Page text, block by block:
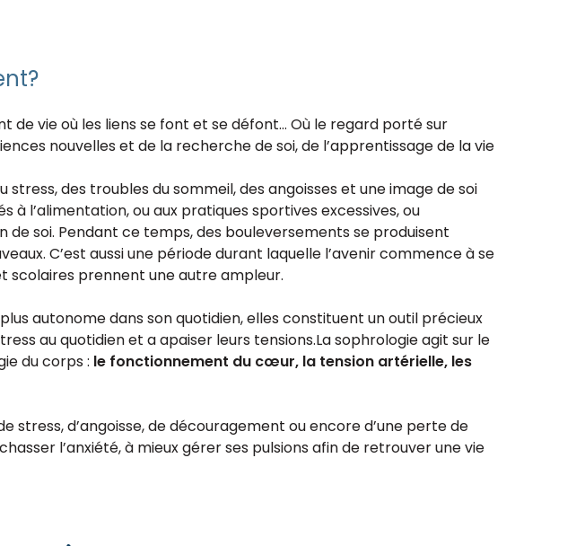
vie où les liens se font et se défont… Où le regard porté sur
nouvelles et de la recherche de soi, de l’apprentissage de la vie
des troubles du sommeil, des angoisses et une image de soi
l’alimentation, ou aux pratiques sportives excessives, ou
soi. Pendant ce temps, des bouleversements se produisent
C’est aussi une période durant laquelle l’avenir commence à se
scolaires prennent une autre ampleur.
autonome dans son quotidien, elles constituent un outil précieux
au quotidien et a apaiser leurs tensions.La sophrologie agit sur le
du corps : le fonctionnement du cœur, la tension artérielle, les
stress, d’angoisse, de découragement ou encore d’une perte de
l’anxiété, à mieux gérer ses pulsions afin de retrouver une vie